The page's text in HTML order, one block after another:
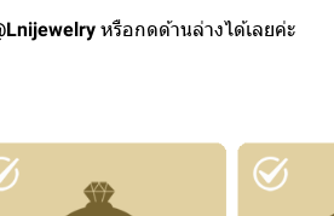
หรือกดด้านล่างได้เลยค่ะ